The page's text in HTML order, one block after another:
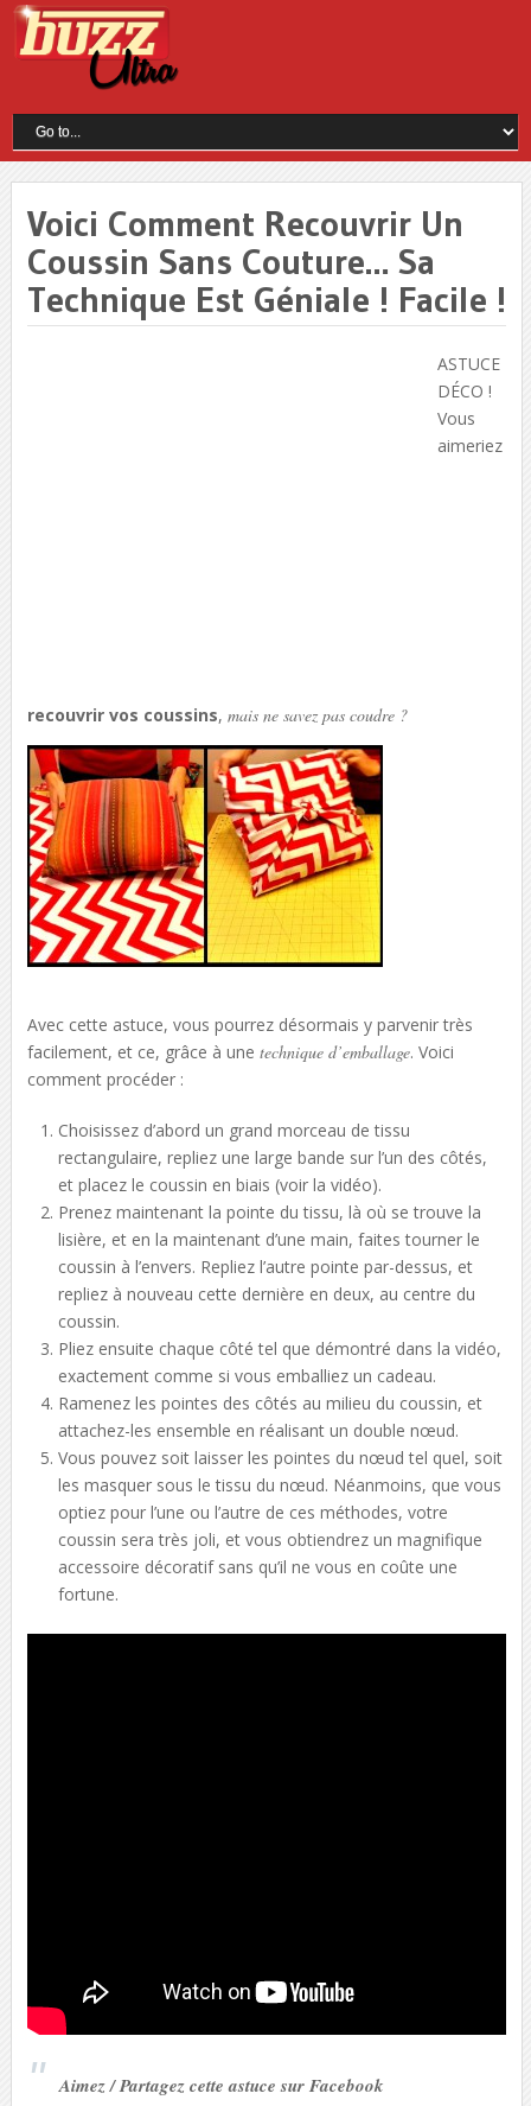
Voici Comment Recouvrir Un
Coussin Sans Couture… Sa
Technique Est Géniale ! Facile !
ASTUCE
DÉCO !
Vous
aimeriez
recouvrir vos coussins, mais ne savez pas coudre ?
Avec cette astuce, vous pourrez désormais y parvenir très
facilement, et ce, grâce à une technique d’emballage. Voici
comment procéder :
Choisissez d’abord un grand morceau de tissu
rectangulaire, repliez une large bande sur l’un des côtés,
et placez le coussin en biais (voir la vidéo).
Prenez maintenant la pointe du tissu, là où se trouve la
lisière, et en la maintenant d’une main, faites tourner le
coussin à l’envers. Repliez l’autre pointe par-dessus, et
repliez à nouveau cette dernière en deux, au centre du
coussin.
Pliez ensuite chaque côté tel que démontré dans la vidéo,
exactement comme si vous emballiez un cadeau.
Ramenez les pointes des côtés au milieu du coussin, et
attachez-les ensemble en réalisant un double nœud.
Vous pouvez soit laisser les pointes du nœud tel quel, soit
les masquer sous le tissu du nœud. Néanmoins, que vous
optiez pour l’une ou l’autre de ces méthodes, votre
coussin sera très joli, et vous obtiendrez un magnifique
accessoire décoratif sans qu’il ne vous en coûte une
fortune.
Aimez / Partagez cette astuce sur Facebook